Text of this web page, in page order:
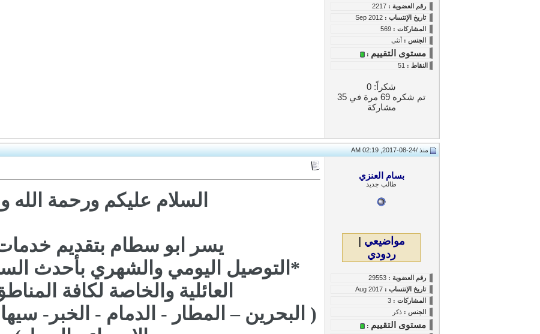
رقم العضوية :2217
تاريخ الإنتساب :
Sep 2012
المشاركات :569
الجنس :أنثى
مستوى التقييم :
النقاط :
51
شكراً: 0
تم شكره 69 مرة في 35
مشاركة
منذ /24-08-2017, 02:19 AM
بسام العنزي
طالب جديد
مواضيعي
ردودي
رقم العضوية :29553
تاريخ الإنتساب :
Aug 2017
المشاركات :3
الجنس :ذكر
مستوى التقييم :
السلام عليكم ورحمة الله
يسر ابو سطام بتقديم
العائلية والخاصة لكافة
( البحرين – المطار - الدمام - الخبر-